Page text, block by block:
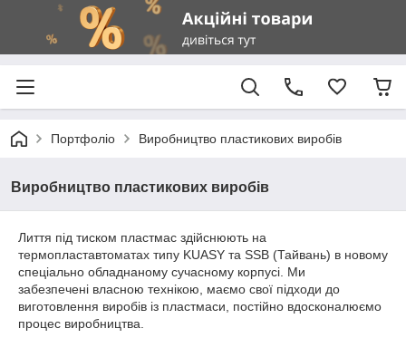
Портфоліо Виробництво пластикових виробів
Виробництво пластикових виробів
Лиття під тиском пластмас здійснюють на
термопластавтоматах типу KUASY та SSB (Тайвань) в новому
спеціально обладнаному сучасному корпусі. Ми
забезпечені власною технікою, маємо свої підходи до
виготовлення виробів із пластмаси, постійно вдосконалюємо
процес виробництва.